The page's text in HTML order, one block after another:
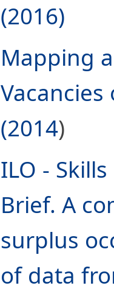
(2016)
Mapping
(2014)
ILO -
Brief. A
surplus
of data